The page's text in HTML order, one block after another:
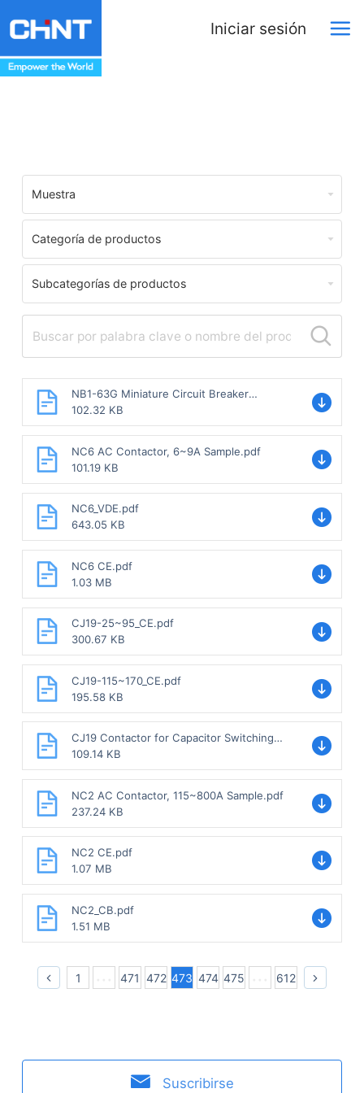
Iniciar sesión
Muestra
Categoría de productos
Subcategorías de productos
NB1-63G Miniature Circuit Breaker
Sample.pdf
102.32 KB
NC6 AC Contactor, 6~9A Sample.pdf
101.19 KB
NC6_VDE.pdf
643.05 KB
NC6 CE.pdf
1.03 MB
CJ19-25~95_CE.pdf
300.67 KB
CJ19-115~170_CE.pdf
195.58 KB
CJ19 Contactor for Capacitor Switching
Sample.pdf
109.14 KB
NC2 AC Contactor, 115~800A Sample.pdf
237.24 KB
NC2 CE.pdf
1.07 MB
NC2_CB.pdf
1.51 MB
1 471 472 473 474 475 612
Suscribirse